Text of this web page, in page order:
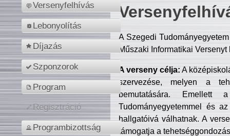
Versenyfelhívás
Lebonyolítás
Díjazás
Szponzorok
Program
Regisztráció
Programbizottság
A Szegedi
Műszaki Informatikai
A verseny célja: A
szervezése, melyen a
bemutatására. Emellett
Tudományegyetemmel és
hallgatóivá válhatnak. A
támogatja a